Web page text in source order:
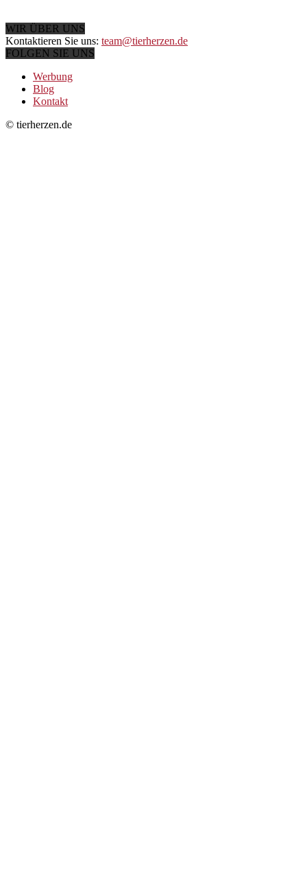
WIR ÜBER UNS
Kontaktieren Sie uns: team@tierherzen.de
FOLGEN SIE UNS
Werbung
Blog
Kontakt
© tierherzen.de